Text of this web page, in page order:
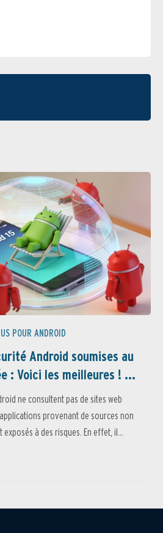
POUR ANDROID
Android soumises au
: Voici les meilleures ! ...
ne consultent pas de sites web
provenant de sources non
à des risques. En effet, il...